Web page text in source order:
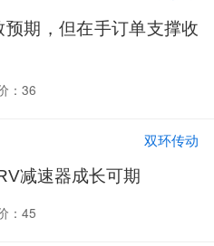
期，但在手订单支撑收
：36
双环传动
减速器成长可期
：45